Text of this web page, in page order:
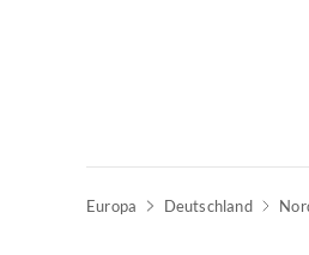
Europa Deutschland